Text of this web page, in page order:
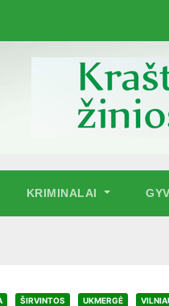
KRIMINALAI
ŠIRVINTOS UKMERGĖ